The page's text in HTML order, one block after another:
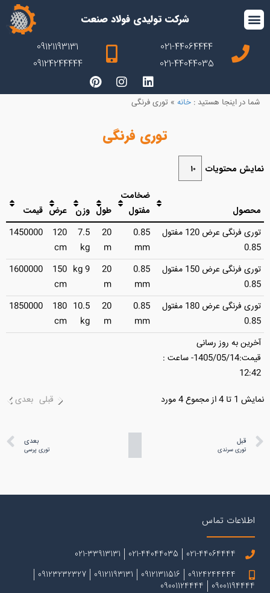
شرکت تولیدی فولاد صنعت
021-44064444
021-44044035
09121193131
09124244444
شما در اینجا هستید : خانه » توری فرنگی
توری فرنگی
نمایش محتویات
محصول
ضخامت
مفتول
طول وزن عرض قیمت
توری فرنگی عرض 120 مفتول
0.85
0.85
mm
20
m
7.5
kg
120
cm
1450000
توری فرنگی عرض 150 مفتول
0.85
0.85
mm
20
m
9 kg
150
cm
1600000
توری فرنگی عرض 180 مفتول
0.85
0.85
mm
20
m
10.5
kg
180
cm
1850000
آخرین به روز رسانی
قیمت:1405/05/14- ساعت :
12:42
نمایش 1 تا 4 از مجموع 4 مورد
قبلی بعدی
قبل
توری سرندی
بعدی
توری پرسی
اطلاعات تماس
021-44064444
021-44044035
021-33913131
09124244444
09121311516
09121193131
09123232327
09001194444
09001124444